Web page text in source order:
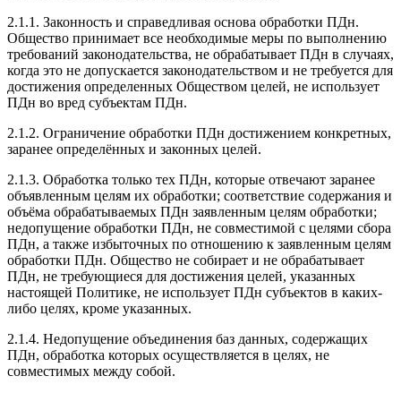
2.1.1. Законность и справедливая основа обработки ПДн.
Общество принимает все необходимые меры по выполнению
требований законодательства, не обрабатывает ПДн в случаях,
когда это не допускается законодательством и не требуется для
достижения определенных Обществом целей, не использует
ПДн во вред субъектам ПДн.
2.1.2. Ограничение обработки ПДн достижением конкретных,
заранее определённых и законных целей.
2.1.3. Обработка только тех ПДн, которые отвечают заранее
объявленным целям их обработки; соответствие содержания и
объёма обрабатываемых ПДн заявленным целям обработки;
недопущение обработки ПДн, не совместимой с целями сбора
ПДн, а также избыточных по отношению к заявленным целям
обработки ПДн. Общество не собирает и не обрабатывает
ПДн, не требующиеся для достижения целей, указанных
настоящей Политике, не использует ПДн субъектов в каких-
либо целях, кроме указанных.
2.1.4. Недопущение объединения баз данных, содержащих
ПДн, обработка которых осуществляется в целях, не
совместимых между собой.